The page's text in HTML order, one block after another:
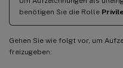
benötigen Sie die Rolle
Gehen Sie wie folgt vor, um
freizugeben: